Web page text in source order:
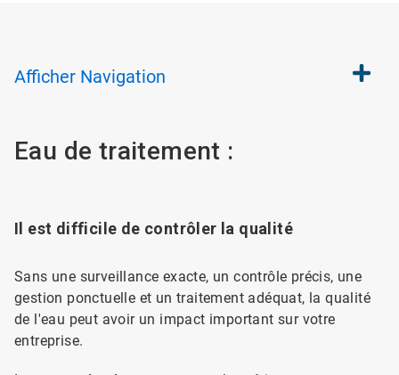
Afficher Navigation
Eau de traitement :
Il est difficile de contrôler la qualité
Sans une surveillance exacte, un contrôle précis, une
gestion ponctuelle et un traitement adéquat, la qualité
de l'eau peut avoir un impact important sur votre
entreprise.